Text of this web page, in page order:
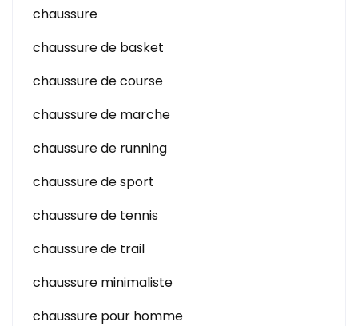
chaussure
chaussure de basket
chaussure de course
chaussure de marche
chaussure de running
chaussure de sport
chaussure de tennis
chaussure de trail
chaussure minimaliste
chaussure pour homme